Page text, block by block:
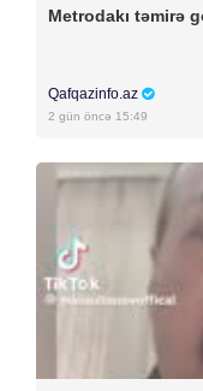
Metrodakı təmirə
Qafqazinfo.az
2 gün öncə 15:49